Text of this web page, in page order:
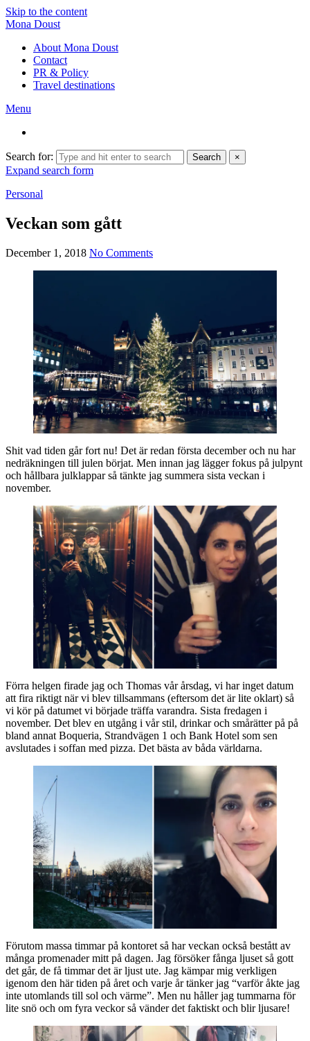
Skip to the content
Mona Doust
About Mona Doust
Contact
PR & Policy
Travel destinations
Menu
Search for: Search ×
Expand search form
Personal
Veckan som gått
December 1, 2018 No Comments
Shit vad tiden går fort nu! Det är redan första december och nu har
nedräkningen till julen börjat. Men innan jag lägger fokus på julpynt
och hållbara julklappar så tänkte jag summera sista veckan i
november.
Förra helgen firade jag och Thomas vår årsdag, vi har inget datum
att fira riktigt när vi blev tillsammans (eftersom det är lite oklart) så
vi kör på datumet vi började träffa varandra. Sista fredagen i
november. Det blev en utgång i vår stil, drinkar och smårätter på på
bland annat Boqueria, Strandvägen 1 och Bank Hotel som sen
avslutades i soffan med pizza. Det bästa av båda världarna.
Förutom massa timmar på kontoret så har veckan också bestått av
många promenader mitt på dagen. Jag försöker fånga ljuset så gott
det går, de få timmar det är ljust ute. Jag kämpar mig verkligen
igenom den här tiden på året och varje år tänker jag “varför åkte jag
inte utomlands till sol och värme”. Men nu håller jag tummarna för
lite snö och om fyra veckor så vänder det faktiskt och blir ljusare!